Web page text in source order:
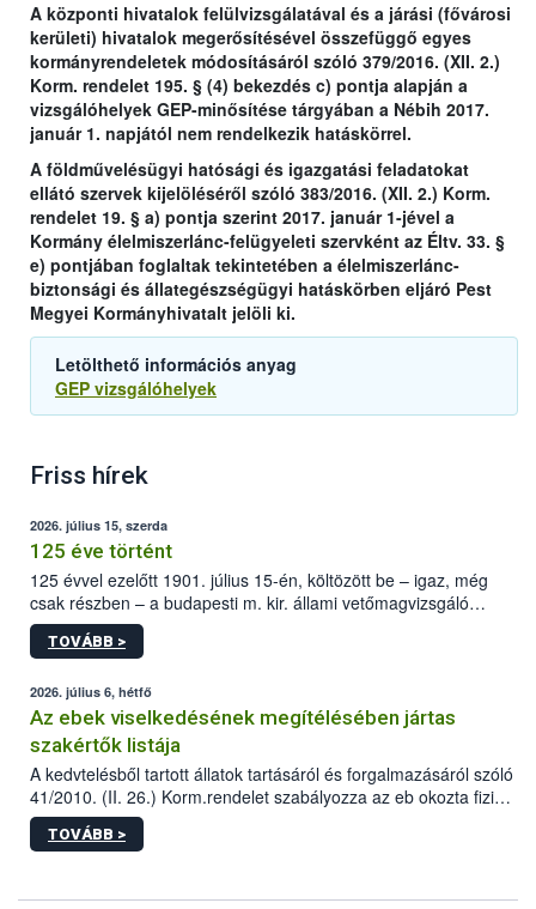
A központi hivatalok felülvizsgálatával és a járási (fővárosi
kerületi) hivatalok megerősítésével összefüggő egyes
kormányrendeletek módosításáról szóló 379/2016. (XII. 2.)
Korm. rendelet 195. § (4) bekezdés c) pontja alapján a
vizsgálóhelyek GEP-minősítése tárgyában a Nébih 2017.
január 1. napjától nem rendelkezik hatáskörrel.
A földművelésügyi hatósági és igazgatási feladatokat
ellátó szervek kijelöléséről szóló 383/2016. (XII. 2.) Korm.
rendelet 19. § a) pontja szerint 2017. január 1-jével a
Kormány élelmiszerlánc-felügyeleti szervként az Éltv. 33. §
e) pontjában foglaltak tekintetében a élelmiszerlánc-
biztonsági és állategészségügyi hatáskörben eljáró Pest
Megyei Kormányhivatalt jelöli ki.
Letölthető információs anyag
GEP vizsgálóhelyek
Friss hírek
2026. július 15, szerda
125 éve történt
125 évvel ezelőtt 1901. július 15-én, költözött be – igaz, még
csak részben – a budapesti m. kir. állami vetőmagvizsgáló
állomás a Kis Rókus utca 15. szám alatti, Czigler Győző által
tervezett új épületébe.
TOVÁBB >
2026. július 6, hétfő
Az ebek viselkedésének megítélésében jártas
szakértők listája
A kedvtelésből tartott állatok tartásáról és forgalmazásáról szóló
41/2010. (II. 26.) Korm.rendelet szabályozza az eb okozta fizikai
sérülés, illetve ennek veszélye keletkezésekor felmerülő
hatósági feladatokat, valamint a veszélyes eb tartását és annak
TOVÁBB >